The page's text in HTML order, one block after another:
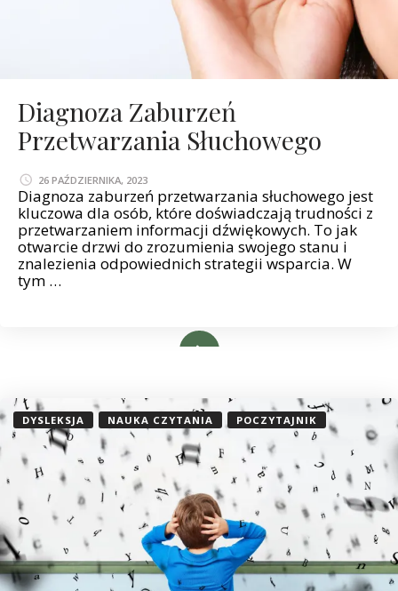
Diagnoza Zaburzeń
Przetwarzania Słuchowego
26 PAŹDZIERNIKA, 2023
Diagnoza zaburzeń przetwarzania słuchowego jest
kluczowa dla osób, które doświadczają trudności z
przetwarzaniem informacji dźwiękowych. To jak
otwarcie drzwi do zrozumienia swojego stanu i
znalezienia odpowiednich strategii wsparcia. W
tym …
DYSLEKSJA NAUKA CZYTANIA POCZYTAJNIK